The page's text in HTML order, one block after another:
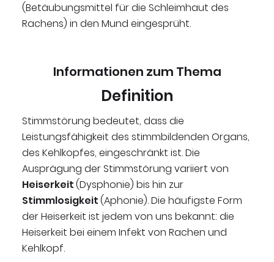
(Betäubungsmittel für die Schleimhaut des
Rachens) in den Mund eingesprüht.
Informationen zum Thema
Definition
Stimmstörung bedeutet, dass die
Leistungsfähigkeit des stimmbildenden Organs,
des Kehlkopfes, eingeschränkt ist. Die
Ausprägung der Stimmstörung variiert von
Heiserkeit(Dysphonie) bis hin zur
Stimmlosigkeit(Aphonie). Die häufigste Form
der Heiserkeit ist jedem von uns bekannt: die
Heiserkeit bei einem Infekt von Rachen und
Kehlkopf.